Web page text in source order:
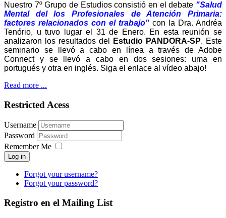
Nuestro 7º Grupo de Estudios consistió en el debate "Salud
Mental del los Profesionales de Atención Primaria:
factores relacionados con el trabajo" con la Dra. Andréa
Tenório, u tuvo lugar el 31 de Enero. En esta reunión se
analizaron los resultados del
Estudio PANDORA-SP. Este
seminario se llevó a cabo en línea a través de Adobe
Connect y se llevó a cabo en dos sesiones: uma en
portugués y otra en inglés. Siga el enlace al vídeo abajo!
Read more ...
Restricted Acess
Username
Password
Remember Me
Log in
Forgot your username?
Forgot your password?
Registro en el Mailing List